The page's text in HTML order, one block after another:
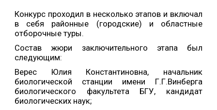
Конкурс проходил в несколько этапов и включал
в себя районные (городские) и областные
отборочные туры.
Состав жюри заключительного этапа был
следующим:
Верес Юлия Константиновна, начальник
биологической станции имени Г.Г.Винберга
биологического факультета БГУ, кандидат
биологических наук;